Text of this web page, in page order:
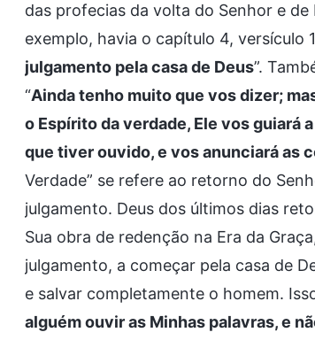
das profecias da volta do Senhor e
exemplo, havia o capítulo 4, versículo
julgamento pela casa de Deus”.
“Ainda tenho muito que vos dizer;
o Espírito da verdade, Ele vos guiará
que tiver ouvido, e vos anunciará as
Verdade” se refere ao retorno do
julgamento. Deus dos últimos dias
Sua obra de redenção na Era da
julgamento, a começar pela casa de
e salvar completamente o homem.
alguém ouvir as Minhas palavras, e